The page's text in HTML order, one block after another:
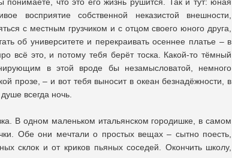
восприятие собственной неказистой внешности,
с местным грузчиком и с отцом своего юного друга,
об университете и перекраивать осеннее платье – в
всё это, и потому тебя берёт тоска. Какой-то тёмный
в этой вроде бы незамысловатой, немного
прозе, – и вот тебя выносит в океан безнадёжности, в
всегда ночь.
В одном маленьком итальянском городишке, в самом
Обе они мечтали о простых вещах – сытно поесть,
склок и от криков пьяных соседей. Окончить школу,